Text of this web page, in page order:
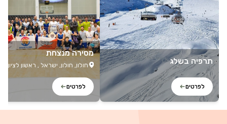
תרפיה בשלג
לפרטים
מסירה מנצחת
חולון, חולון, ישראל , ראשון לציון,
לציון, ישראל
לפרטים